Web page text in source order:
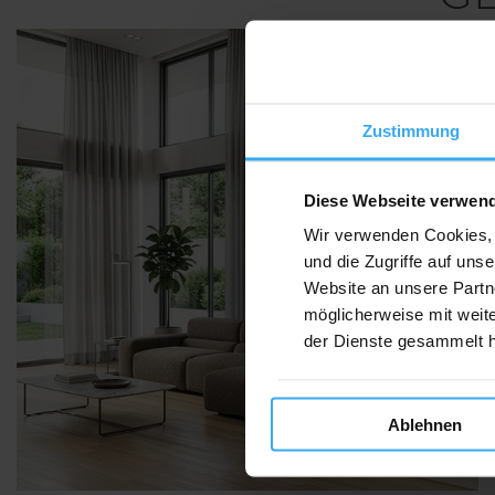
Zustimmung
Diese Webseite
Wir verwenden
und die Zugriffe auf
Website an unsere
möglicherweise mit
der Dienste gesammelt
Ablehnen